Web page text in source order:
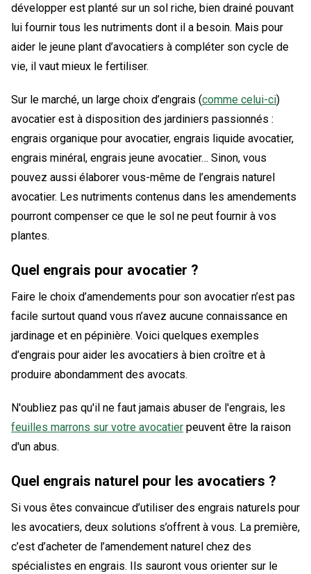
développer est planté sur un sol riche, bien drainé pouvant
lui fournir tous les nutriments dont il a besoin. Mais pour
aider le jeune plant d’avocatiers à compléter son cycle de
vie, il vaut mieux le fertiliser.
Sur le marché, un large choix d’engrais (comme celui-ci)
avocatier est à disposition des jardiniers passionnés :
engrais organique pour avocatier, engrais liquide avocatier,
engrais minéral, engrais jeune avocatier… Sinon, vous
pouvez aussi élaborer vous-même de l’engrais naturel
avocatier. Les nutriments contenus dans les amendements
pourront compenser ce que le sol ne peut fournir à vos
plantes.
Quel engrais pour avocatier ?
Faire le choix d’amendements pour son avocatier n’est pas
facile surtout quand vous n’avez aucune connaissance en
jardinage et en pépinière. Voici quelques exemples
d’engrais pour aider les avocatiers à bien croître et à
produire abondamment des avocats.
N'oubliez pas qu'il ne faut jamais abuser de l'engrais, les
feuilles marrons sur votre avocatier peuvent être la raison
d'un abus.
Quel engrais naturel pour les avocatiers ?
Si vous êtes convaincue d’utiliser des engrais naturels pour
les avocatiers, deux solutions s’offrent à vous. La première,
c’est d’acheter de l’amendement naturel chez des
spécialistes en engrais. Ils sauront vous orienter sur le